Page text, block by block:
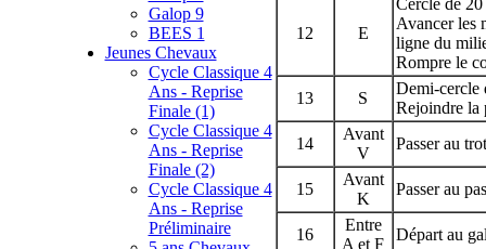
Galop 9
BEES 1
Jeunes Chevaux
Cycle Classique 4
Ans - Reprise
Finale (1)
Cycle Classique 4
Ans - Reprise
Finale (2)
Cycle Classique 4
Ans - Reprise
Préliminaire
12 E
Cercle de 20
Avancer les
ligne du
Rompre le
13
S
Demi-cercle
Rejoindre la
14
Avant
V
Passer au
15
Avant
K
Passer au
16
Entre
A et F
Départ au